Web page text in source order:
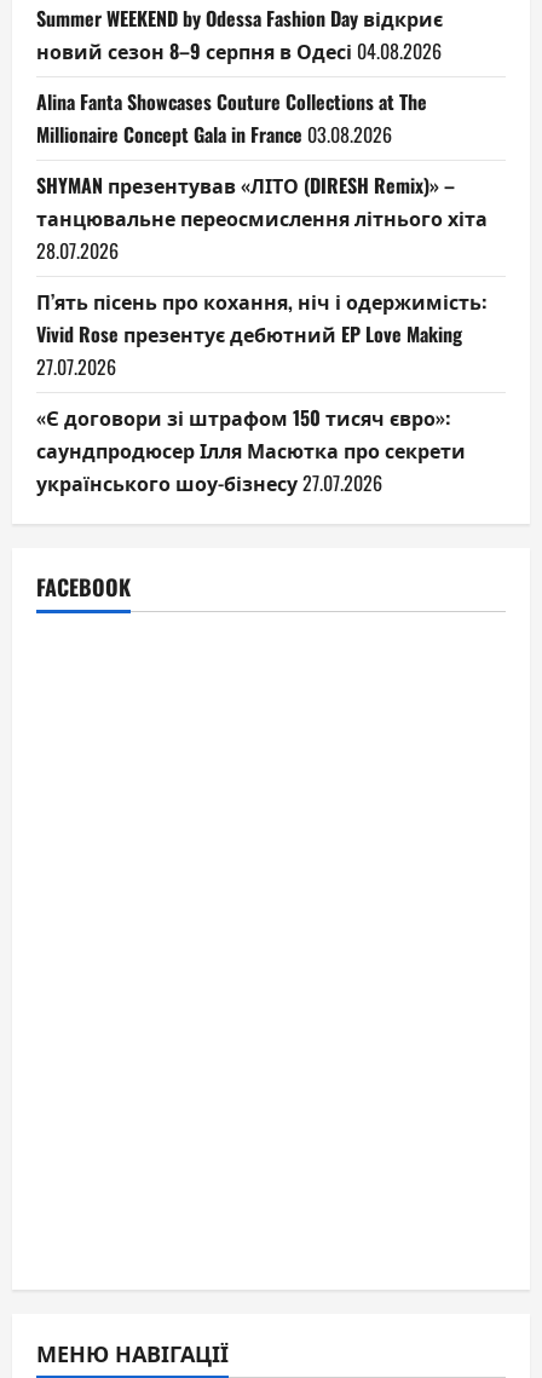
Summer WEEKEND by Odessa Fashion Day відкриє
новий сезон 8–9 серпня в Одесі 04.08.2026
Alina Fanta Showcases Couture Collections at The
Millionaire Concept Gala in France 03.08.2026
SHYMAN презентував «ЛІТО (DIRESH Remix)» –
танцювальне переосмислення літнього хіта
28.07.2026
П’ять пісень про кохання, ніч і одержимість:
Vivid Rose презентує дебютний EP Love Making
27.07.2026
«Є договори зі штрафом 150 тисяч євро»:
саундпродюсер Ілля Масютка про секрети
українського шоу-бізнесу27.07.2026
FACEBOOK
МЕНЮ НАВІГАЦІЇ